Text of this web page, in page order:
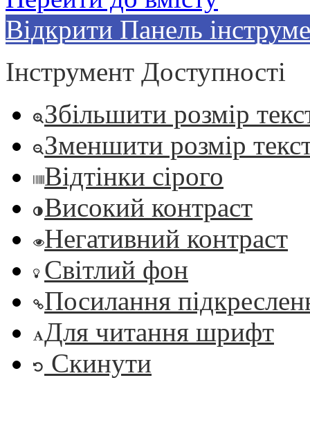
Відкрити Панель
Інструмент Доступності
Збільшити розмір
Зменшити розмір
Відтінки сірого
Високий контраст
Негативний контраст
Світлий фон
Посилання
Для читання шрифт
Скинути